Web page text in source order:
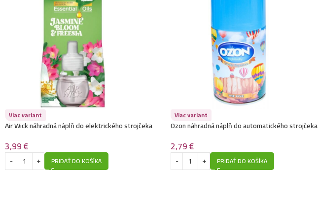
Viac variant
Air Wick náhradná náplň do elektrického strojčeka
3,99€
PRIDAŤ DO KOŠÍKA
Viac variant
Ozon náhradná náplň do automatického strojčeka
2,79€
PRIDAŤ DO KOŠÍKA